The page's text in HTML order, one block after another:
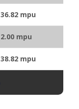
36.82 mpu
2.00 mpu
38.82 mpu